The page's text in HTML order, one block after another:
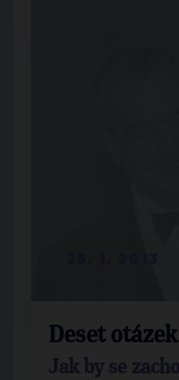
Deset
Jak by se